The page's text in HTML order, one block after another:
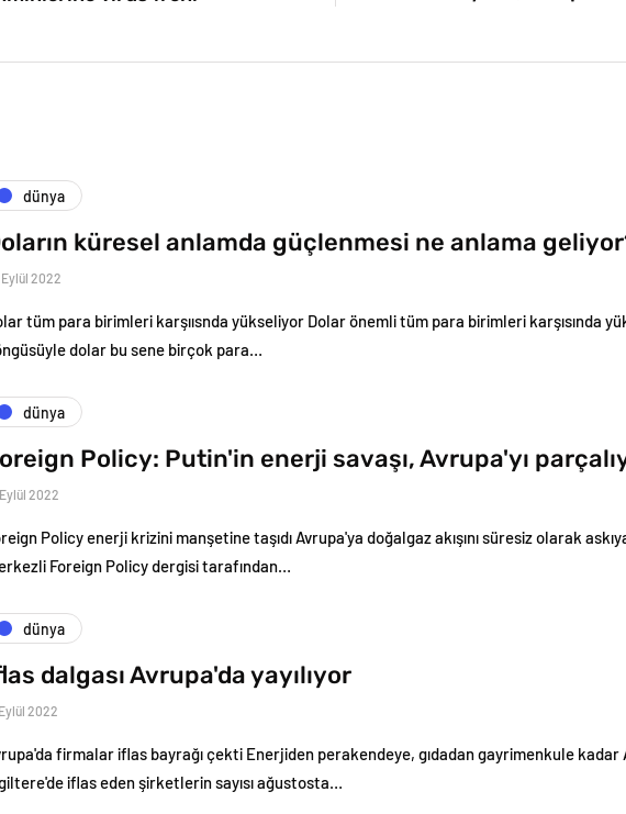
dünya
küresel anlamda güçlenmesi ne anlama
2022
tüm para birimleri karşıısnda yükseliyor Dolar önemli tüm para birimleri karşısında
dolar bu sene birçok para…
dünya
Policy: Putin'in enerji savaşı, Avrupa'yı
2022
Policy enerji krizini manşetine taşıdı Avrupa'ya doğalgaz akışını süresiz olarak
Foreign Policy dergisi tarafından…
dünya
dalgası Avrupa'da yayılıyor
2022
firmalar iflas bayrağı çekti Enerjiden perakendeye, gıdadan gayrimenkule kadar
iflas eden şirketlerin sayısı ağustosta…